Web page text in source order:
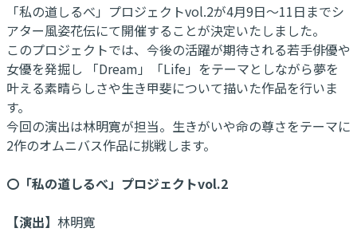
「私の道しるべ」プロジェクトvol.2が4月9日～11日までシ
アター風姿花伝にて開催することが決定いたしました。
このプロジェクトでは、今後の活躍が期待される若手俳優や
女優を発掘し 「Dream」「Life」をテーマとしながら夢を
叶える素晴らしさや生き甲斐について描いた作品を行いま
す。
今回の演出は林明寛が担当。生きがいや命の尊さをテーマに
2作のオムニバス作品に挑戦します。
〇「私の道しるべ」プロジェクトvol.2
【演出】 林明寛